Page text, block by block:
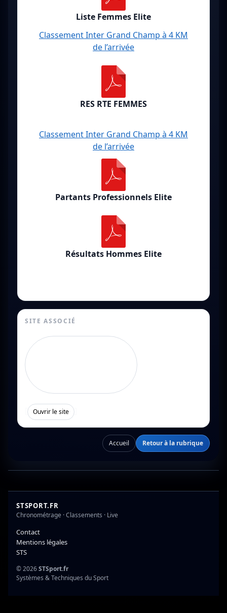
Liste Femmes Elite
Classement Inter Grand Champ à 4 KM
de l’arrivée
RES RTE FEMMES
Classement Inter Grand Champ à 4 KM
de l’arrivée
Partants Professionnels Elite
Résultats Hommes Elite
SITE ASSOCIÉ
Ouvrir le site
Accueil Retour à la rubrique
STSPORT.FR
Chronométrage · Classements · Live
Contact
Mentions légales
STS
© 2026STSport.fr
Systèmes & Techniques du Sport